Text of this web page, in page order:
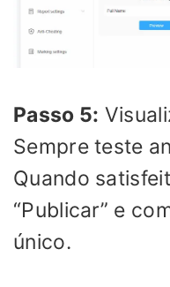
Passo 5:
Sempre teste
Quando
“Publicar” e
único.